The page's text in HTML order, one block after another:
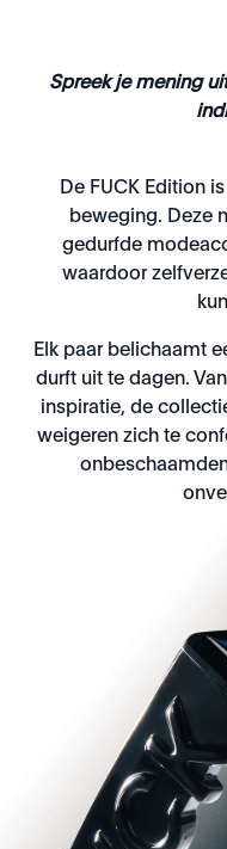
Spreek je mening
De FUCK Edition
beweging. Deze
gedurfde
waardoor
Elk paar belichaamt
durft uit te dagen.
inspiratie, de
weigeren zich te